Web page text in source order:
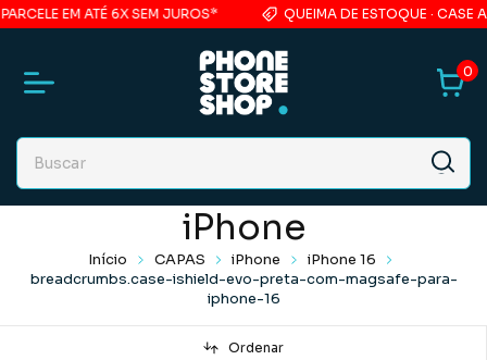
EM ATÉ 6X SEM JUROS* QUEIMA DE ESTOQUE · CASE
0
iPhone
Início CAPAS iPhone
iPhone 16
breadcrumbs.case-ishield-evo-preta-com-magsafe-para-
iphone-16
Ordenar